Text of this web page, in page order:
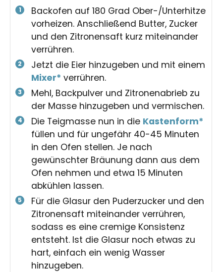
Backofen auf 180 Grad Ober-/Unterhitze
vorheizen. Anschließend Butter, Zucker
und den Zitronensaft kurz miteinander
verrühren.
Jetzt die Eier hinzugeben und mit einem
Mixer* verrühren.
Mehl, Backpulver und Zitronenabrieb zu
der Masse hinzugeben und vermischen.
Die Teigmasse nun in die Kastenform*
füllen und für ungefähr 40-45 Minuten
in den Ofen stellen. Je nach
gewünschter Bräunung dann aus dem
Ofen nehmen und etwa 15 Minuten
abkühlen lassen.
Für die Glasur den Puderzucker und den
Zitronensaft miteinander verrühren,
sodass es eine cremige Konsistenz
entsteht. Ist die Glasur noch etwas zu
hart, einfach ein wenig Wasser
hinzugeben.